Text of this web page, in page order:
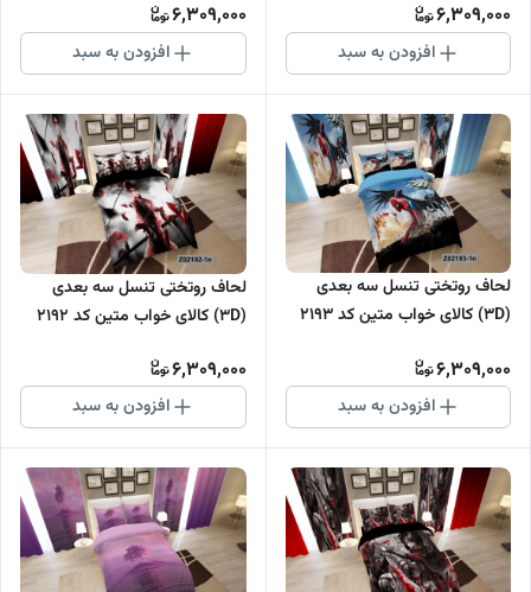
6,309,000
افزودن به سبد
6,309,000
افزودن به سبد
لحاف روتختی تنسل سه بعدی
(3D) کالای خواب متین کد 2193
6,309,000
افزودن به سبد
لحاف روتختی تنسل سه بعدی
(3D) کالای خواب متین کد 2192
6,309,000
افزودن به سبد